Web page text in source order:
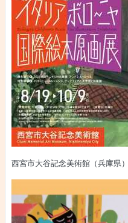
西宮市大谷記念美術館（兵庫県）